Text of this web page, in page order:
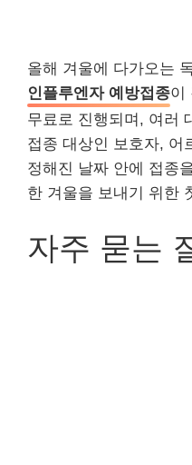
올해 겨울에 다가오는
인플루엔자 예방접종이
무료로 진행되며, 여러
접종 대상인 보호자, 어
정해진 날짜 안에 접종
한 겨울을 보내기 위한
자주 묻는